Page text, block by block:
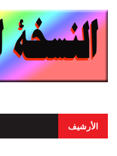
الأرشيف